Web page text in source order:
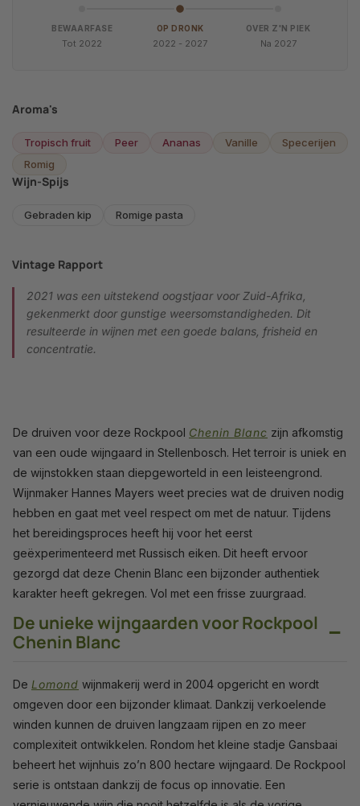
BEWAARFASE
Tot 2022
OP DRONK
2022 - 2027
OVER Z'N PIEK
Na 2027
Aroma's
Tropisch fruit Peer Ananas Vanille
Specerijen
Romig
Wijn-Spijs
Gebraden kip Romige pasta
Vintage Rapport
2021 was een uitstekend oogstjaar voor Zuid-Afrika,
gekenmerkt door gunstige weersomstandigheden. Dit
resulteerde in wijnen met een goede balans, frisheid en
concentratie.
De druiven voor deze Rockpool Chenin Blanc zijn afkomstig
van een oude wijngaard in Stellenbosch. Het terroir is uniek en
de wijnstokken staan diepgeworteld in een leisteengrond.
Wijnmaker Hannes Mayers weet precies wat de druiven nodig
hebben en gaat met veel respect om met de natuur. Tijdens
het bereidingsproces heeft hij voor het eerst
geëxperimenteerd met Russisch eiken. Dit heeft ervoor
gezorgd dat deze Chenin Blanc een bijzonder authentiek
karakter heeft gekregen. Vol met een frisse zuurgraad.
De unieke wijngaarden voor Rockpool
Chenin Blanc
−
De Lomond wijnmakerij werd in 2004 opgericht en wordt
omgeven door een bijzonder klimaat. Dankzij verkoelende
winden kunnen de druiven langzaam rijpen en zo meer
complexiteit ontwikkelen. Rondom het kleine stadje Gansbaai
beheert het wijnhuis zo’n 800 hectare wijngaard. De Rockpool
serie is ontstaan dankzij de focus op innovatie. Een